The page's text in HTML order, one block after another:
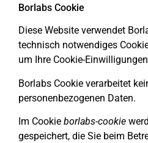
Borlabs Cookie
Diese Website verwendet
technisch notwendiges
um Ihre Cookie-
Borlabs Cookie verarbeitet
personenbezogenen Daten.
Im Cookie borlabs-cookie
gespeichert, die Sie beim